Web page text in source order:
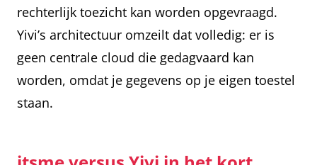
rechterlijk toezicht kan worden opgevraagd.
Yivi’s architectuur omzeilt dat volledig: er is
geen centrale cloud die gedagvaard kan
worden, omdat je gegevens op je eigen toestel
staan.